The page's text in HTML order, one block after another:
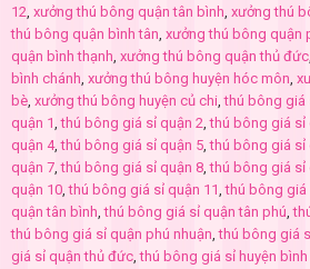
12, xưởng thú bông quận tân bình, xưởng thú
thú bông quận bình tân, xưởng thú bông quận
quận bình thạnh, xưởng thú bông quận thủ đức,
bình chánh, xưởng thú bông huyện hóc môn,
bè, xưởng thú bông huyện củ chi,thú bông giá
quận 1,thú bông giá sỉ quận 2,thú bông giá sỉ
quận 4,thú bông giá sỉ quận 5,thú bông giá sỉ
quận 7,thú bông giá sỉ quận 8,thú bông giá sỉ
quận 10,thú bông giá sỉ quận 11,thú bông giá
quận tân bình,thú bông giá sỉ quận tân phú,
thú bông giá sỉ quận phú nhuận,thú bông giá
giá sỉ quận thủ đức,thú bông giá sỉ huyện bình